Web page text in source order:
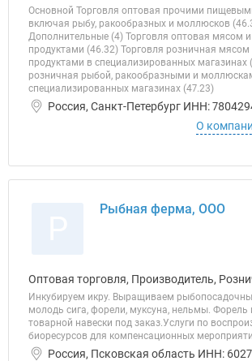
Основной Торговля оптовая прочими
включая рыбу, ракообразных и моллюсков
Дополнительные (4) Торговля оптовая мясом
продуктами (46.32) Торговля розничная
продуктами в специализированных магазинах
розничная рыбой, ракообразными и
специализированных магазинах (47.23)
Россия, Санкт-Петербург ИНН:
О
Рыбная ферма, ООО
Оптовая торговля, Производитель,
Инкубируем икру. Выращиваем
молодь сига, форели, муксуна, нельмы. Форель
товарной навески под заказ.​ Услуги по
биоресурсов для компенсационных
Россия, Псковская область ИНН: